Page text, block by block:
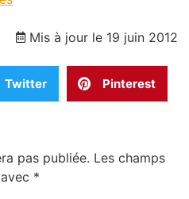
Mis à jour le 19 juin 2012
Twitter Pinterest
pas publiée. Les champs
*